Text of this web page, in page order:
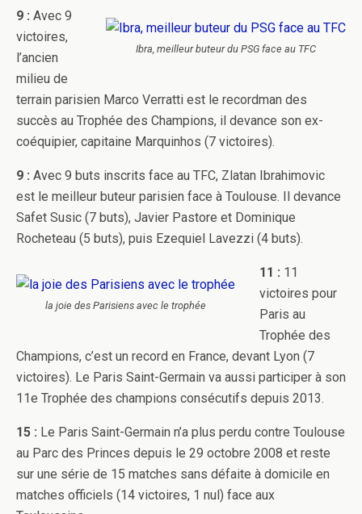
Ibra, meilleur buteur du PSG face au TFC
9 : Avec 9
victoires,
l’ancien
milieu de
terrain parisien Marco Verratti est le recordman des
succès au Trophée des Champions, il devance son ex-
coéquipier, capitaine Marquinhos (7 victoires).
9 : Avec 9 buts inscrits face au TFC, Zlatan Ibrahimovic
est le meilleur buteur parisien face à Toulouse. Il devance
Safet Susic (7 buts), Javier Pastore et Dominique
Rocheteau (5 buts), puis Ezequiel Lavezzi (4 buts).
la joie des Parisiens avec le trophée
11 : 11
victoires pour
Paris au
Trophée des
Champions, c’est un record en France, devant Lyon (7
victoires). Le Paris Saint-Germain va aussi participer à son
11e Trophée des champions consécutifs depuis 2013.
15 : Le Paris Saint-Germain n’a plus perdu contre Toulouse
au Parc des Princes depuis le 29 octobre 2008 et reste
sur une série de 15 matches sans défaite à domicile en
matches officiels (14 victoires, 1 nul) face aux